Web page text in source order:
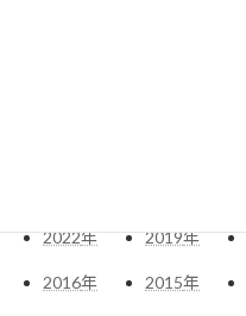
2022年 2019年
2016年 2015年